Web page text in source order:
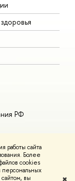
работы сайта
Более
cookies
персональных
сайтом, вы
РФ